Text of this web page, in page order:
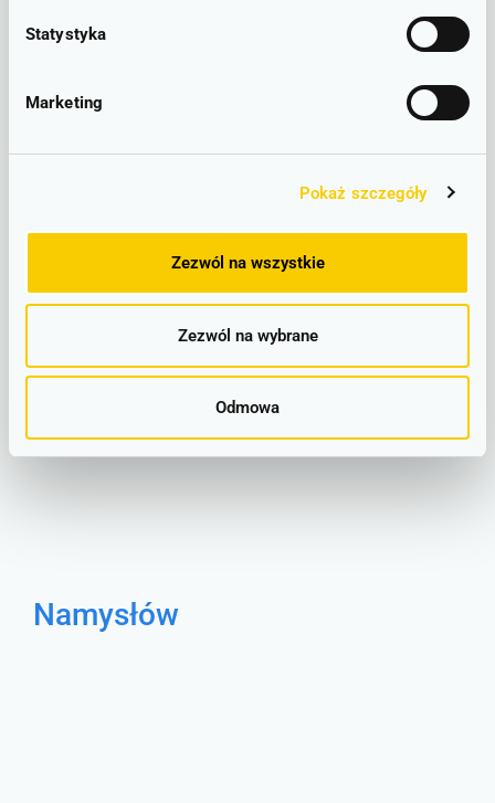
Statystyka
Marketing
Pokaż szczegóły
Zezwól na wszystkie
Zezwól na wybrane
Odmowa
Główny - Namysłów
LINIOWY SCHEMAT POŁĄCZEŃ
Wrocław Główny -
Namysłów – lokalizacje
Wrocław Główny
Namysłów